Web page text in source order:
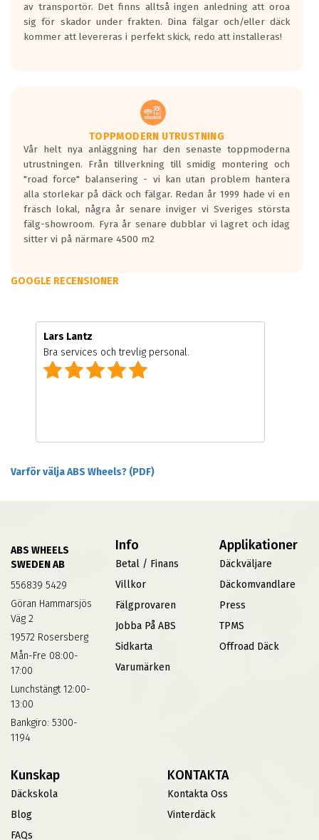
av transportör. Det finns alltså ingen anledning att oroa
sig för skador under frakten. Dina fälgar och/eller däck
kommer att levereras i perfekt skick, redo att installeras!
TOPPMODERN UTRUSTNING
Vår helt nya anläggning har den senaste toppmoderna
utrustningen. Från tillverkning till smidig montering och
"road force" balansering - vi kan utan problem hantera
alla storlekar på däck och fälgar. Redan år 1999 hade vi en
fräsch lokal, några år senare inviger vi Sveriges största
fälg-showroom. Fyra år senare dubblar vi lagret och idag
sitter vi på närmare 4500 m2
GOOGLE RECENSIONER
Lars Lantz
Bra services och trevlig personal.
Varför välja ABS Wheels? (PDF)
ABS WHEELS
SWEDEN AB
556839 5429
Göran Hammarsjös
Väg 2
19572 Rosersberg
Mån-Fre 08:00-
17:00
Lunchstängt 12:00-
13:00
Bankgiro: 5300-
1194
Info
Betal / Finans
Villkor
Fälgprovaren
Jobba På ABS
Sidkarta
Varumärken
Applikationer
Däckväljare
Däckomvandlare
Press
TPMS
Offroad Däck
Kunskap
Däckskola
Blog
FAQs
KONTAKTA
Kontakta Oss
Vinterdäck